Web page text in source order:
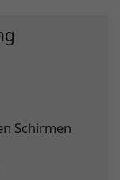
Schirmen